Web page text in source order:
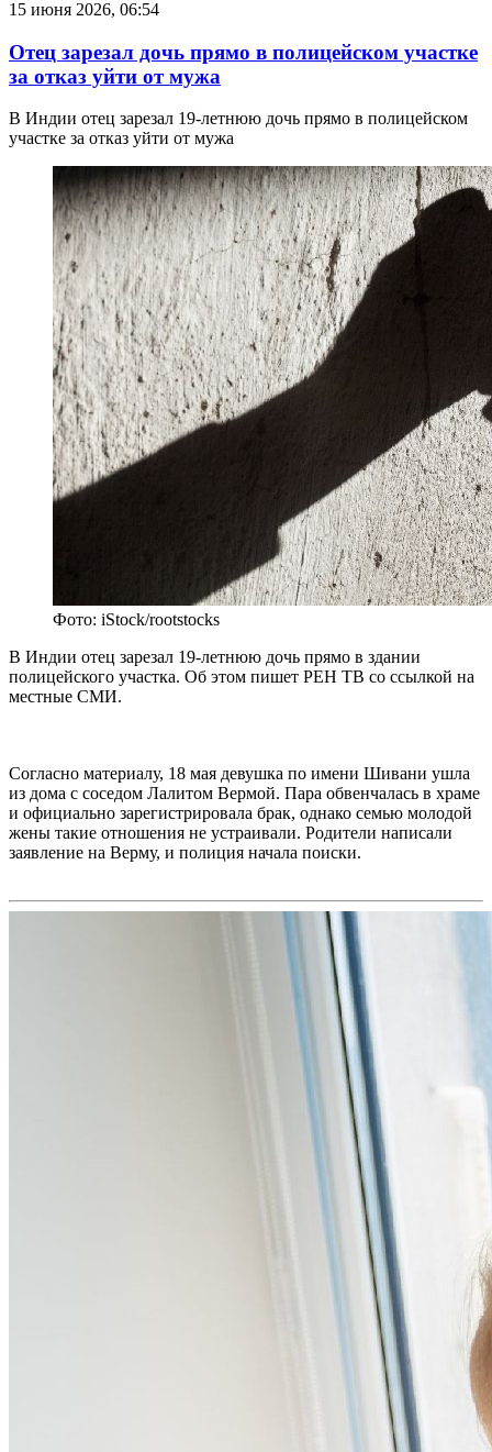
15 июня 2026, 06:54
Отец зарезал дочь прямо в полицейском участке
за отказ уйти от мужа
В Индии отец зарезал 19-летнюю дочь прямо в полицейском
участке за отказ уйти от мужа
Фото: iStock/rootstocks
В Индии отец зарезал 19-летнюю дочь прямо в здании
полицейского участка. Об этом пишет РЕН ТВ со ссылкой на
местные СМИ.
Согласно материалу, 18 мая девушка по имени Шивани ушла
из дома с соседом Лалитом Вермой. Пара обвенчалась в храме
и официально зарегистрировала брак, однако семью молодой
жены такие отношения не устраивали. Родители написали
заявление на Верму, и полиция начала поиски.